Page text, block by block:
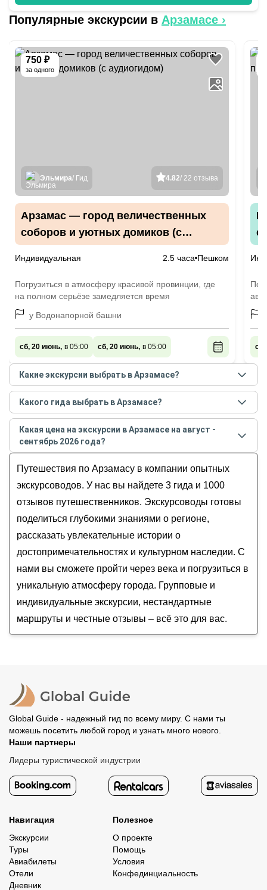
Популярные экскурсии в Арзамасе ›
750 ₽
за одного
4.82/ 22 отзыва
Эльмира/ Гид
Арзамас — город величественных
соборов и уютных домиков (с
Индивидуальная 2.5 часа Пешком
Погрузиться в атмосферу красивой провинции, где
на полном серьёзе замедляется время
у Водонапорной башни
сб, 20 июнь, в 05:00 сб, 20 июнь, в 05:00 сб,
Какие экскурсии выбрать в Арзамасе?
Самые популярные экскурсиив Арзамасев
августе - сентябре 2026года:
Арзамас — город величественных соборов
и уютных домиков (с аудиогидом)
Интересный Арзамас и его старинные
профессии
Арзамас православный
Арзамас уездный, уютный, исторический
Какого гида выбрать в Арзамасе?
Лучшие гидыв Арзамасепо рейтингу и отзывам в
августе 2026 года:
Кирилл
Юлия
Елена
Какая цена на экскурсии в Арзамасе на август -
сентябрь 2026 года?
сентябрь 2026года от 750 до 22 000 RUB
Путешествия по Арзамасу в компании опытных
экскурсоводов. У нас вы найдете 3 гида и 1000
отзывов путешественников. Экскурсоводы готовы
поделиться глубокими знаниями о регионе,
рассказать увлекательные истории о
достопримечательностях и культурном наследии. С
нами вы сможете пройти через века и погрузиться в
уникальную атмосферу города. Групповые и
индивидуальные экскурсии, нестандартные
маршруты и честные отзывы – всё это для вас.
Global Guide - надежный гид по всему миру. С нами ты
можешь посетить любой город и узнать много нового.
Наши партнеры
Лидеры туристической индустрии
Навигация
Экскурсии
Туры
Авиабилеты
Отели
Дневник
Полезное
О проекте
Помощь
Условия
Конфединциальность